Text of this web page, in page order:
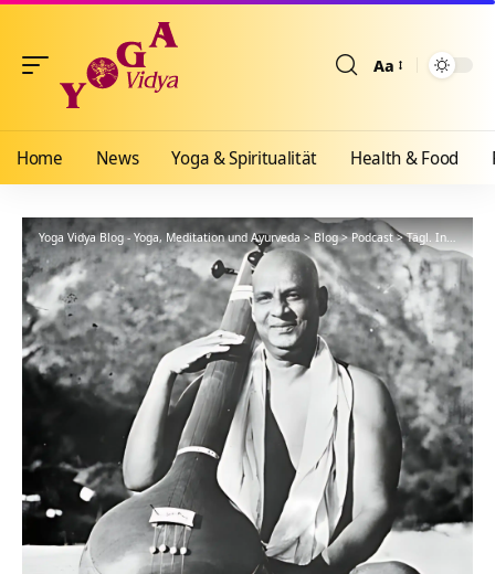
Aa
Home News Yoga & Spiritualität Health & Food
Yoga Vidya Blog - Yoga, Meditation und Ayurveda>Blog>Podcast>Tägl. Inspiration